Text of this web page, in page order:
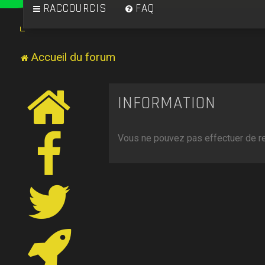
RACCOURCIS FAQ
Accueil du forum
INFORMATION
Vous ne pouvez pas effectuer de